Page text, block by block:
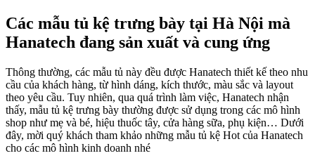
Các mẫu tủ kệ trưng bày tại Hà Nội mà
Hanatech đang sản xuất và cung ứng
Thông thường, các mẫu tủ này đều được Hanatech thiết kế theo nhu
cầu của khách hàng, từ hình dáng, kích thước, màu sắc và layout
theo yêu cầu. Tuy nhiên, qua quá trình làm việc, Hanatech nhận
thấy, mẫu tủ kệ trưng bày thường được sử dụng trong các mô hình
shop như mẹ và bé, hiệu thuốc tây, cửa hàng sữa, phụ kiện… Dưới
đây, mời quý khách tham khảo những mẫu tủ kệ Hot của Hanatech
cho các mô hình kinh doanh nhé